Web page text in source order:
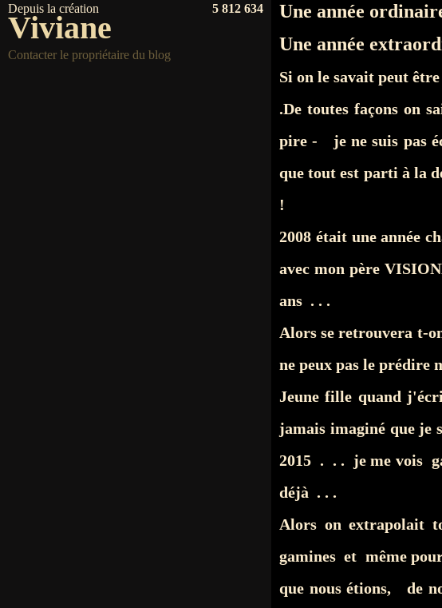
Depuis la création
5 812 634
Viviane
Contacter le propriétaire du blog
Une année
Une année
Si on le savait peut
.De toutes façons on
pire - je ne suis pas
que tout est parti à la
!
2008 était une année
avec mon père
ans . . .
Alors se retrouvera t-
ne peux pas le prédire
Jeune fille quand
jamais imaginé que je
2015 . . . je me vois
déjà . . .
Alors on extrapolait
gamines et même
que nous étions, de